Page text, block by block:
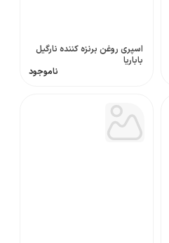
اسپری روغن برنزه کننده نارگیل
باباریا
ناموجود